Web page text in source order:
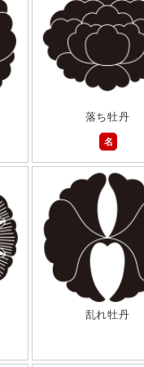
落ち牡丹
名
乱れ牡丹